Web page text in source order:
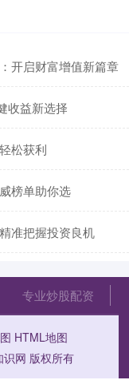
开启财富增值新篇章
收益新选择
松获利
榜单助你选
准把握投资良机
专业炒股配资
HTML地图
识网 版权所有